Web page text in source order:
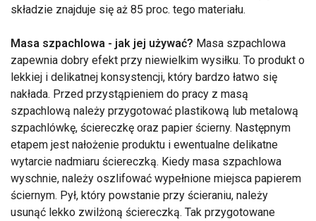
składzie znajduje się aż 85 proc. tego materiału.
Masa szpachlowa - jak jej używać? Masa szpachlowa
zapewnia dobry efekt przy niewielkim wysiłku. To produkt o
lekkiej i delikatnej konsystencji, który bardzo łatwo się
nakłada. Przed przystąpieniem do pracy z masą
szpachlową należy przygotować plastikową lub metalową
szpachlówkę, ściereczkę oraz papier ścierny. Następnym
etapem jest nałożenie produktu i ewentualne delikatne
wytarcie nadmiaru ściereczką. Kiedy masa szpachlowa
wyschnie, należy oszlifować wypełnione miejsca papierem
ściernym. Pył, który powstanie przy ścieraniu, należy
usunąć lekko zwilżoną ściereczką. Tak przygotowane